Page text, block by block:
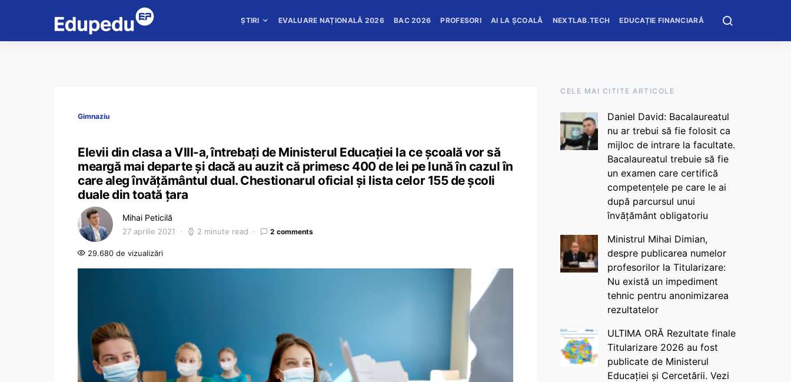
ȘTIRI EVALUARE NAȚIONALĂ 2026 BAC 2026 PROFESORI AI LA ȘCOALĂ NEXTLAB.TECH EDUCAȚIE FINANCIARĂ
Gimnaziu
Elevii din clasa a VIII-a, întrebați de Ministerul Educației la ce școală vor să
meargă mai departe și dacă au auzit că primesc 400 de lei pe lună în cazul în
care aleg învățământul dual. Chestionarul oficial și lista celor 155 de școli
duale din toată țara
Mihai Peticilă
27 aprilie 2021 2 minute read 2 comments
29.680 de vizualizări
CELE MAI CITITE ARTICOLE
Daniel David: Bacalaureatul
nu ar trebui să fie folosit ca
mijloc de intrare la facultate.
Bacalaureatul trebuie să fie
un examen care certifică
competențele pe care le ai
după parcursul unui
învățământ obligatoriu
Ministrul Mihai Dimian,
despre publicarea numelor
profesorilor la Titularizare:
Nu există un impediment
tehnic pentru anonimizarea
rezultatelor
ULTIMA ORĂ Rezultate finale
Titularizare 2026 au fost
publicate de Ministerul
Educației și Cercetării. Vezi